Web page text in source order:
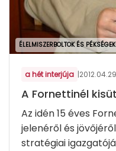
ÉLELMISZERBOLTOK ÉS PÉKSÉGEK
a hét interjúja |
A Fornettinél
Az idén 15 éves
jelenéről és
stratégiai